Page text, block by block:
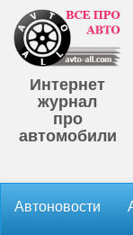
Интернет
журнал
про
автомобили
Автоновости